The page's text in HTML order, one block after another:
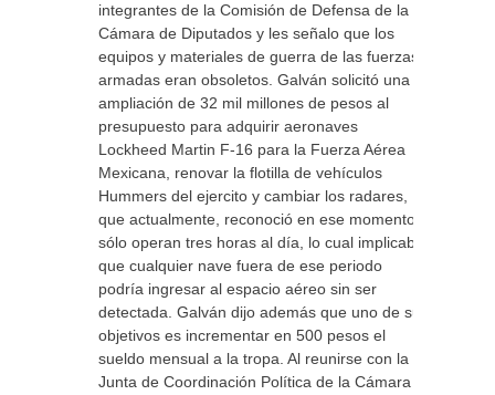
integrantes de la Comisión de Defensa de la
Cámara de Diputados y les señalo que los
equipos y materiales de guerra de las fuerzas
armadas eran obsoletos. Galván solicitó una
ampliación de 32 mil millones de pesos al
presupuesto para adquirir aeronaves
Lockheed Martin F-16 para la Fuerza Aérea
Mexicana, renovar la flotilla de vehículos
Hummers del ejercito y cambiar los radares,
que actualmente, reconoció en ese momento,
sólo operan tres horas al día, lo cual implicaba
que cualquier nave fuera de ese periodo
podría ingresar al espacio aéreo sin ser
detectada. Galván dijo además que uno de sus
objetivos es incrementar en 500 pesos el
sueldo mensual a la tropa. Al reunirse con la
Junta de Coordinación Política de la Cámara